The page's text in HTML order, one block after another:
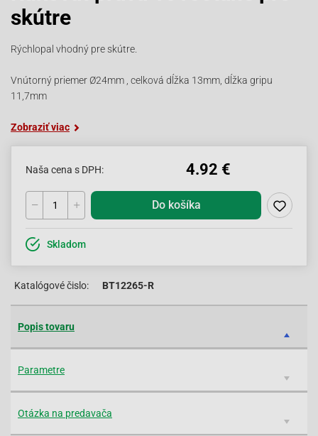
skútre
Rýchlopal vhodný pre skútre.
Vnútorný priemer Ø24mm , celková dĺžka 13mm, dĺžka gripu
11,7mm
Zobraziť viac
Naša cena s DPH: 4.92 €
Do košíka
Skladom
Katalógové čislo: BT12265-R
Popis tovaru
Parametre
Otázka na predavača